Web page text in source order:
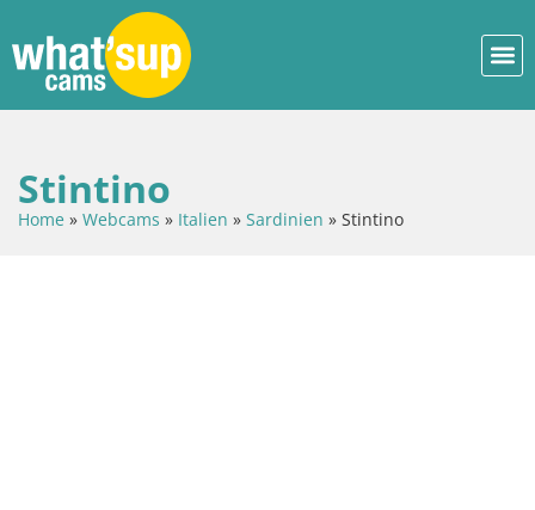
Stintino
Home » Webcams » Italien » Sardinien » Stintino